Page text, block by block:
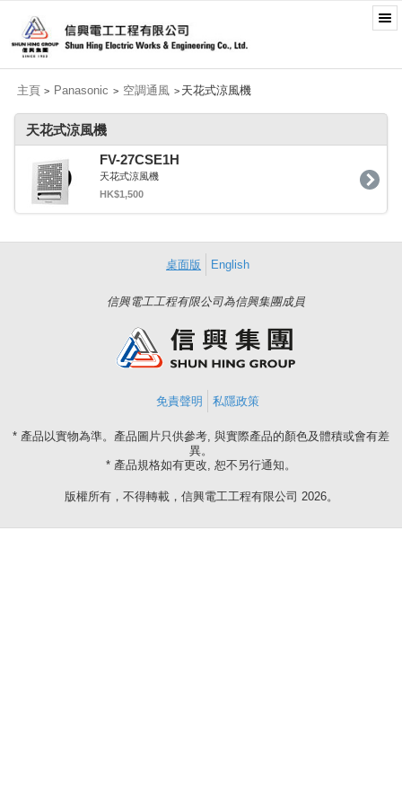
主頁 > Panasonic > 空調通風 > 天花式涼風機
天花式涼風機
FV-27CSE1H
天花式涼風機
HK$1,500
桌面版 English
信興電工工程有限公司為信興集團成員
免責聲明 私隱政策
* 產品以實物為準。產品圖片只供參考, 與實際產品的顏色及體積或會有差
異。
* 產品規格如有更改, 恕不另行通知。
版權所有，不得轉載，信興電工工程有限公司 2026。